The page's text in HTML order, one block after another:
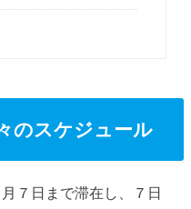
のスケジュール
７日まで滞在し、７日